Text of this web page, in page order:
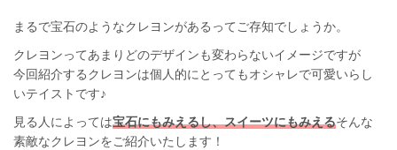
まるで宝石のようなクレヨンがあるってご存知でしょうか。
クレヨンってあまりどのデザインも変わらないイメージですが
今回紹介するクレヨンは個人的にとってもオシャレで可愛いらし
いテイストです♪
見る人によっては宝石にもみえるし、スイーツにもみえるそんな
素敵なクレヨンをご紹介いたします！